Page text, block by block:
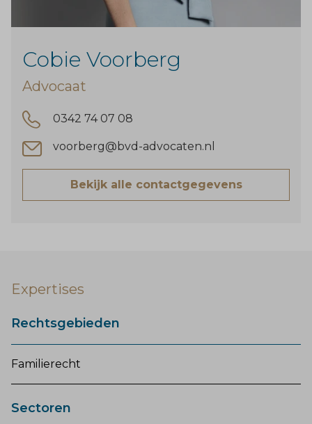
Cobie Voorberg
Advocaat
0342 74 07 08
voorberg@bvd-advocaten.nl
Bekijk alle contactgegevens
Expertises
Rechtsgebieden
Familierecht
Sectoren